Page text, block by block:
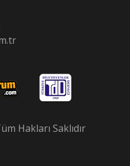
Hakları Saklıdır